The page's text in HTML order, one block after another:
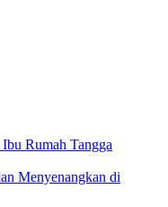
Rumah Tangga
Menyenangkan di